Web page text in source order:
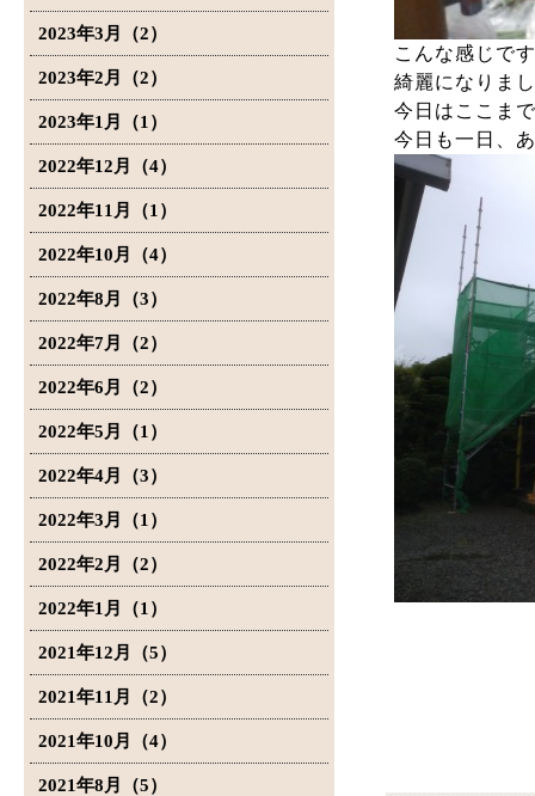
2023年3月（2）
2023年2月（2）
2023年1月（1）
2022年12月（4）
2022年11月（1）
2022年10月（4）
2022年8月（3）
2022年7月（2）
2022年6月（2）
2022年5月（1）
2022年4月（3）
2022年3月（1）
2022年2月（2）
2022年1月（1）
2021年12月（5）
2021年11月（2）
2021年10月（4）
2021年8月（5）
こんな感じで
綺麗になりま
今日はここま
今日も一日、